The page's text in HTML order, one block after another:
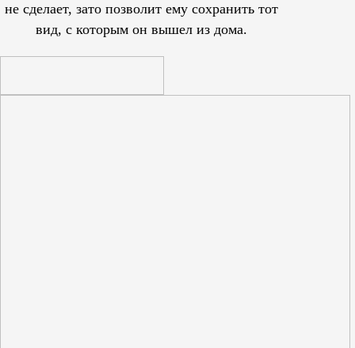
не сделает, зато позволит ему сохранить тот
вид, с которым он вышел из дома.